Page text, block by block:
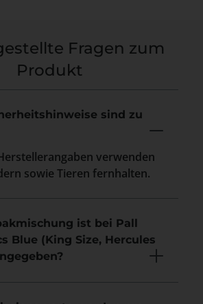
Fragen zum
Produkt
sind zu
verwenden
sowie Tieren fernhalten.
ist bei Pall
Blue (King Size, Hercules